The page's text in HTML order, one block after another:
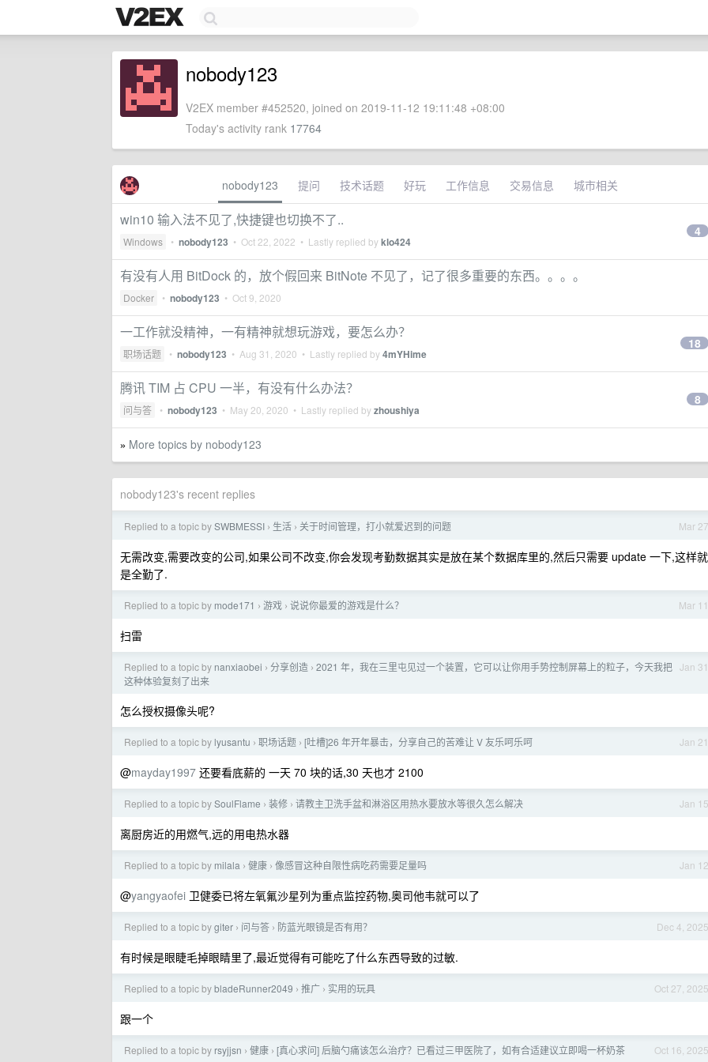
nobody123
V2EX member #452520, joined on 2019-11-12 19:11:48 +08:00
Today's activity rank 17764
nobody123 提问 技术话题 好玩 工作信息 交易信息 城市相关
win10 输入法不见了,快捷键也切换不了..
Windows • nobody123 • Oct 22, 2022 • Lastly replied byklo424
4
有没有人用 BitDock 的，放个假回来 BitNote 不见了，记了很多重要的东西。。。。
Docker • nobody123 • Oct 9, 2020
一工作就没精神，一有精神就想玩游戏，要怎么办？
职场话题 • nobody123 • Aug 31, 2020 • Lastly replied by4mYHime
18
腾讯 TIM 占 CPU 一半，有没有什么办法？
问与答 • nobody123 • May 20, 2020 • Lastly replied byzhoushiya
8
» More topics by nobody123
nobody123's recent replies
Mar 27
Replied to a topic bySWBMESSI › 生活 › 关于时间管理，打小就爱迟到的问题
无需改变,需要改变的公司,如果公司不改变,你会发现考勤数据其实是放在某个数据库里的,然后只需要 update 一下,这样就
是全勤了.
Mar 11
Replied to a topic by mode171 › 游戏 › 说说你最爱的游戏是什么？
扫雷
Jan 31
Replied to a topic by nanxiaobei › 分享创造 › 2021 年，我在三里屯见过一个装置，它可以让你用手势控制屏幕上的粒子，今天我把
这种体验复刻了出来
怎么授权摄像头呢?
Jan 21
Replied to a topic by lyusantu › 职场话题 › [吐槽]26 年开年暴击，分享自己的苦难让 V 友乐呵乐呵
@mayday1997 还要看底薪的 一天 70 块的话,30 天也才 2100
Jan 15
Replied to a topic bySoulFlame › 装修 › 请教主卫洗手盆和淋浴区用热水要放水等很久怎么解决
离厨房近的用燃气,远的用电热水器
Jan 12
Replied to a topic by milala › 健康 › 像感冒这种自限性病吃药需要足量吗
@yangyaofei 卫健委已将左氧氟沙星列为重点监控药物,奥司他韦就可以了
Dec 4, 2025
Replied to a topic bygiter › 问与答 › 防蓝光眼镜是否有用？
有时候是眼睫毛掉眼睛里了,最近觉得有可能吃了什么东西导致的过敏.
Oct 27, 2025
Replied to a topic bybladeRunner2049 › 推广 › 实用的玩具
跟一个
Oct 16, 2025
Replied to a topic by rsyjjsn › 健康 › [真心求问] 后脑勺痛该怎么治疗？已看过三甲医院了，如有合适建议立即喝一杯奶茶